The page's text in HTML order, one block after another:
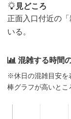
見どころ
正面入口付近の
いる。
混雑する時間
※休日の混雑目安を
棒グラフが高いとこ